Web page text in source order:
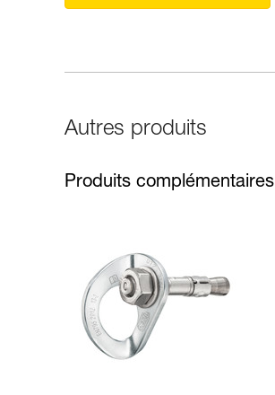
Autres produits
Produits complémentaires